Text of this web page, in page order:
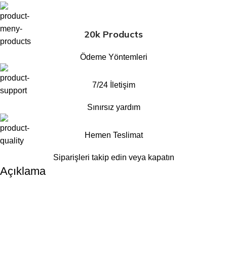
20k Products
Ödeme Yöntemleri
7/24 İletişim
Sınırsız yardım
Hemen Teslimat
Siparişleri takip edin veya kapatın
Açıklama